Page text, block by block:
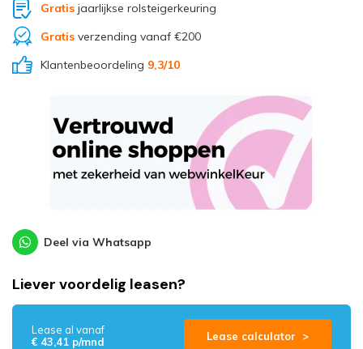
Gratisjaarlijkse rolsteigerkeuring
Gratisverzending vanaf €200
Klantenbeoordeling 9,3/10
Deel via Whatsapp
Liever voordelig leasen?
Lease al vanaf
€ 43,41 p/mnd
Lease calculator >